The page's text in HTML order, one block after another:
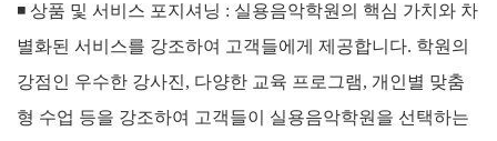
◾ 상품 및 서비스 포지셔닝 : 실용음악학원의 핵심 가치와 차
별화된 서비스를 강조하여 고객들에게 제공합니다. 학원의
강점인 우수한 강사진, 다양한 교육 프로그램, 개인별 맞춤
형 수업 등을 강조하여 고객들이 실용음악학원을 선택하는